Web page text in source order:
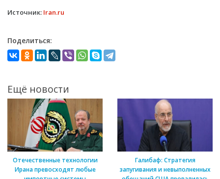
Источник: Iran.ru
Поделиться:
Ещё новости
Отечественные технологии
Ирана превосходят любые
Галибаф: Стратегия
запугивания и невыполненных